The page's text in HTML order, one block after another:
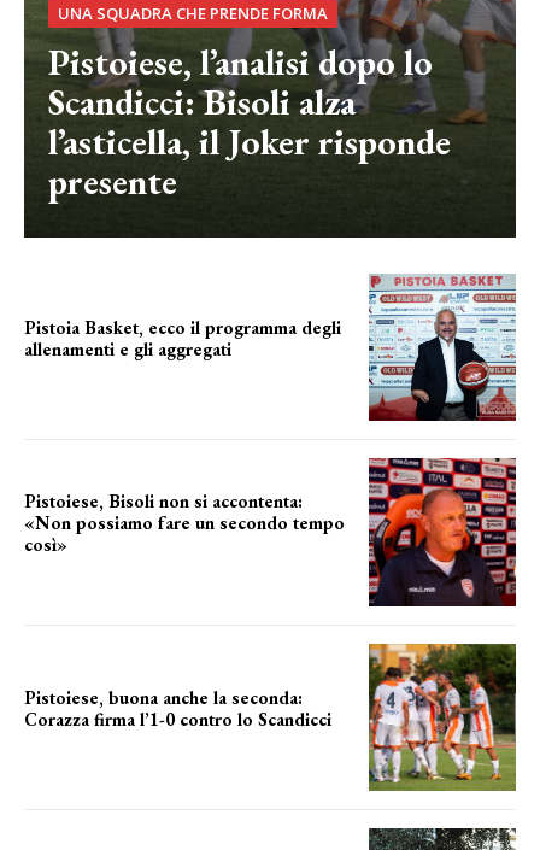
UNA SQUADRA CHE PRENDE FORMA
Pistoiese, l’analisi dopo lo
Scandicci: Bisoli alza
l’asticella, il Joker risponde
presente
Pistoia Basket, ecco il programma degli
allenamenti e gli aggregati
Pistoiese, Bisoli non si accontenta:
«Non possiamo fare un secondo tempo
così»
Pistoiese, buona anche la seconda:
Corazza firma l’1-0 contro lo Scandicci